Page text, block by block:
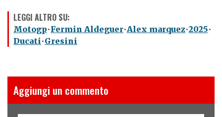
LEGGI ALTRO SU:
Motogp Fermin Aldeguer Alex marquez 2025
Ducati Gresini
Aggiungi un commento